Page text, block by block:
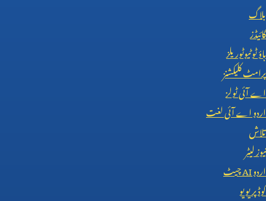
بلاگ
گائیڈز
ہاؤ ٹو ٹیوٹوریلز
پرامٹ کلیکشنز
اے آئی ٹولز
اردو اے آئی لغت
تلاش
نیوز لیٹر
اردوAIچیٹ
کوڈ پریویو